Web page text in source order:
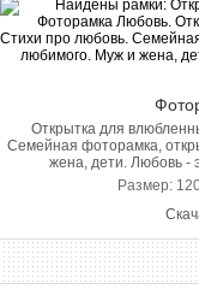
Открытка для
Семейная фоторамка,
жена, дети. Любовь -
Размер: